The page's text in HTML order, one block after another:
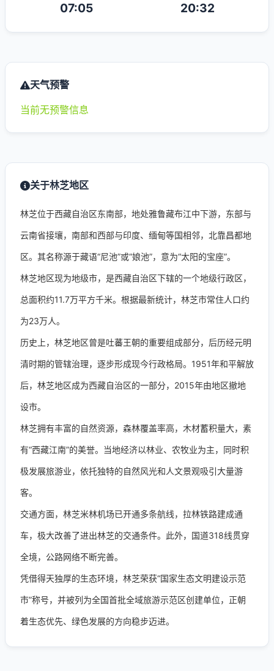
07:05 20:32
天气预警
当前无预警信息
关于林芝地区
林芝位于西藏自治区东南部，地处雅鲁藏布江中下游，东部与
云南省接壤，南部和西部与印度、缅甸等国相邻，北靠昌都地
区。其名称源于藏语“尼池”或“娘池”，意为“太阳的宝座”。
林芝地区现为地级市，是西藏自治区下辖的一个地级行政区，
总面积约11.7万平方千米。根据最新统计，林芝市常住人口约
为23万人。
历史上，林芝地区曾是吐蕃王朝的重要组成部分，后历经元明
清时期的管辖治理，逐步形成现今行政格局。1951年和平解放
后，林芝地区成为西藏自治区的一部分，2015年由地区撤地
设市。
林芝拥有丰富的自然资源，森林覆盖率高，木材蓄积量大，素
有“西藏江南”的美誉。当地经济以林业、农牧业为主，同时积
极发展旅游业，依托独特的自然风光和人文景观吸引大量游
客。
交通方面，林芝米林机场已开通多条航线，拉林铁路建成通
车，极大改善了进出林芝的交通条件。此外，国道318线贯穿
全境，公路网络不断完善。
凭借得天独厚的生态环境，林芝荣获“国家生态文明建设示范
市”称号，并被列为全国首批全域旅游示范区创建单位，正朝
着生态优先、绿色发展的方向稳步迈进。